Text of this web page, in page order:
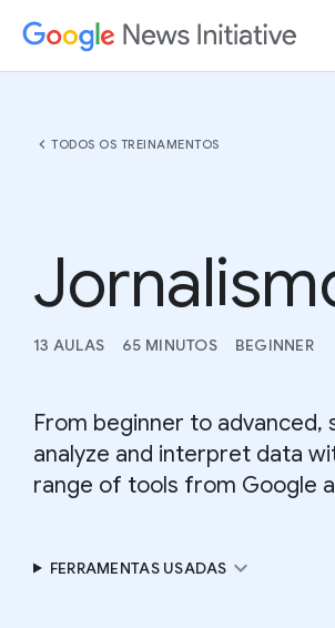
chevron_left TODOS OS TREINAMENTOS
13 AULAS 65 MINUTOS BEGINNER
From beginner to
analyze and interpret data
range of tools from Google
FERRAMENTAS USADAS expand_more